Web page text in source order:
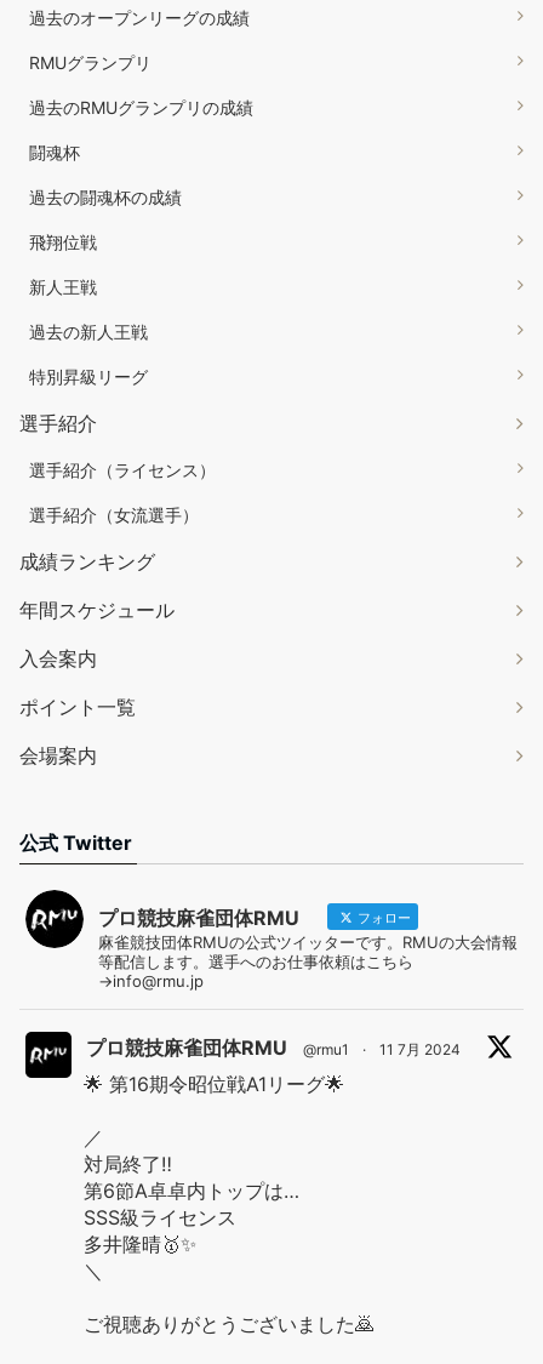
過去のオープンリーグの成績
RMUグランプリ
過去のRMUグランプリの成績
闘魂杯
過去の闘魂杯の成績
飛翔位戦
新人王戦
過去の新人王戦
特別昇級リーグ
選手紹介
選手紹介（ライセンス）
選手紹介（女流選手）
成績ランキング
年間スケジュール
入会案内
ポイント一覧
会場案内
公式 Twitter
プロ競技麻雀団体RMU フォロー
麻雀競技団体RMUの公式ツイッターです。RMUの大会情報
等配信します。選手へのお仕事依頼はこちら
→info@rmu.jp
プロ競技麻雀団体RMU @rmu1 · 11 7月 2024
🌟 第16期令昭位戦A1リーグ🌟
／
対局終了‼️
第6節A卓卓内トップは…
SSS級ライセンス
多井隆晴🥇✨
＼
ご視聴ありがとうございました🙇